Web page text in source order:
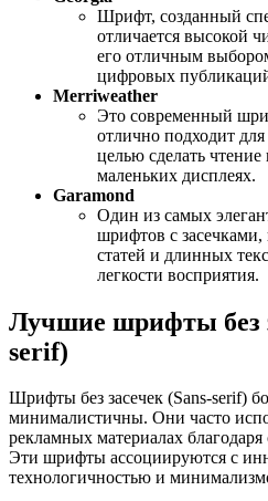
Шрифт, созданный
отличается высокой
его отличным
цифровых
Merriweather
Это современный
отлично подходит
целью сделать
маленьких дисплеях.
Garamond
Один из самых
шрифтов с засечками,
статей и длинных
легкости восприятия.
Лучшие шрифты без
serif)
Шрифты без засечек (Sans-serif)
минималистичны. Они часто
рекламных материалах благодаря
Эти шрифты ассоциируются с
технологичностью и